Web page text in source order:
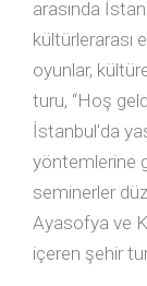
arasında
kültürlerarası
oyunlar,
turu, “Hoş
İstanbul’da
yöntemlerine
seminerler
Ayasofya ve
içeren şehir